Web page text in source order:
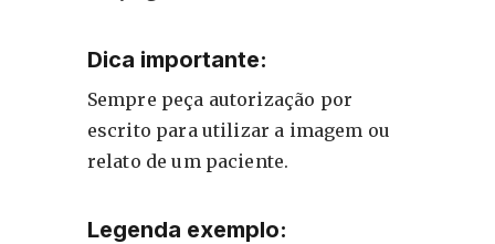
Dica importante:
Sempre peça autorização por
escrito para utilizar a imagem ou
relato de um paciente.
Legenda exemplo: